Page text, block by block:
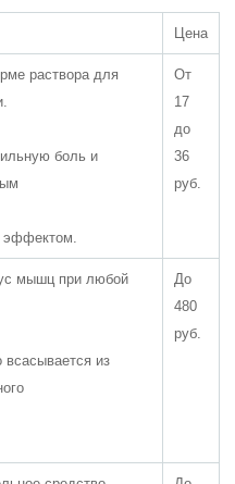
Цена
раствора для
боль и
От
17
до
36
руб.
мышц при любой
всасывается из
До
480
руб.